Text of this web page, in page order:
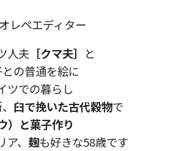
オレペエディター
人夫 ［クマ夫］
と
の普通を絵に
ツでの暮らし
臼で挽いた古代穀物で
）と菓子作り
、 麹も好きな58歳です